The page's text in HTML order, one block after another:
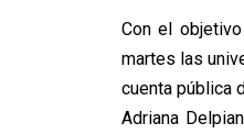
Con el
martes las
cuenta pública
Adriana